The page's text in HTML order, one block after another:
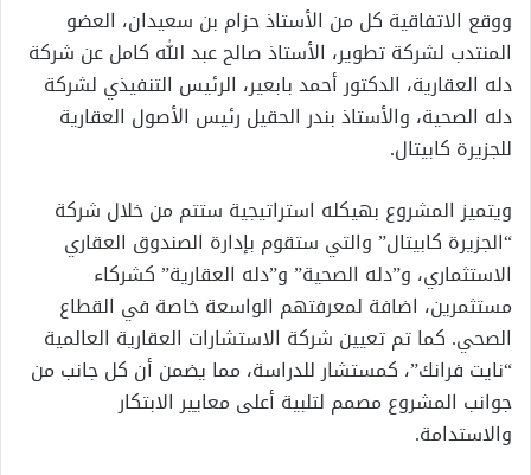
ووقع الاتفاقية كل من الأستاذ حزام بن سعيدان، العضو
المنتدب لشركة تطوير، الأستاذ صالح عبد الله كامل عن شركة
دله العقارية، الدكتور أحمد بابعير، الرئيس التنفيذي لشركة
دله الصحية، والأستاذ بندر الحقيل رئيس الأصول العقارية
للجزيرة كابيتال.
ويتميز المشروع بهيكله استراتيجية ستتم من خلال شركة
“الجزيرة كابيتال” والتي ستقوم بإدارة الصندوق العقاري
الاستثماري، و”دله الصحية” و”دله العقارية” كشركاء
مستثمرين، اضافة لمعرفتهم الواسعة خاصة في القطاع
الصحي. كما تم تعيين شركة الاستشارات العقارية العالمية
“نايت فرانك”، كمستشار للدراسة، مما يضمن أن كل جانب من
جوانب المشروع مصمم لتلبية أعلى معايير الابتكار
والاستدامة.